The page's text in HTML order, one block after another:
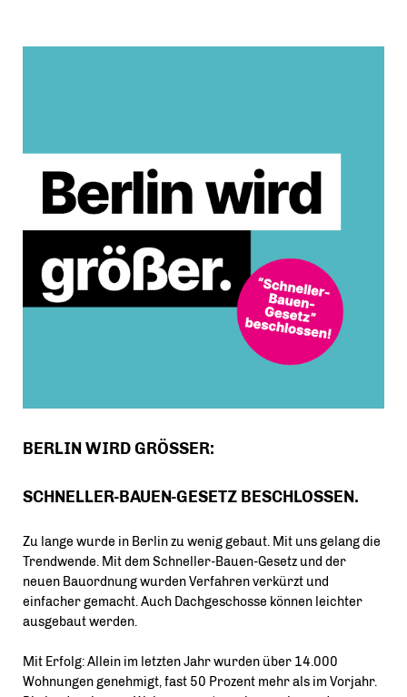
BERLIN WIRD GRÖSSER:
SCHNELLER-BAUEN-GESETZ BESCHLOSSEN.
Zu lange wurde in Berlin zu wenig gebaut. Mit uns gelang die
Trendwende. Mit dem Schneller-Bauen-Gesetz und der
neuen Bauordnung wurden Verfahren verkürzt und
einfacher gemacht. Auch Dachgeschosse können leichter
ausgebaut werden.
Mit Erfolg: Allein im letzten Jahr wurden über 14.000
Wohnungen genehmigt, fast 50 Prozent mehr als im Vorjahr.